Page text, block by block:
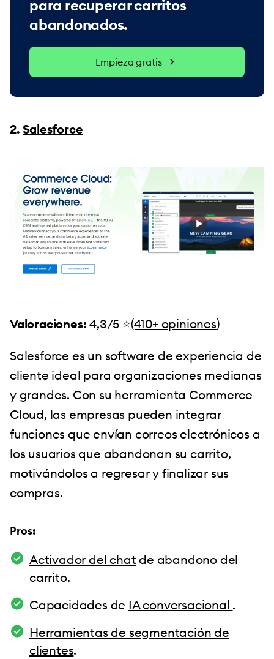
para recuperar carritos
abandonados.
Empieza gratis
2.Salesforce
Valoraciones: 4,3/5 ⭐️(410+ opiniones)
Salesforce es un software de experiencia de
cliente ideal para organizaciones medianas
y grandes. Con su herramienta Commerce
Cloud, las empresas pueden integrar
funciones que envían correos electrónicos a
los usuarios que abandonan su carrito,
motivándolos a regresar y finalizar sus
compras.
Pros:
Activador del chat de abandono del
carrito.
Capacidades de IA conversacional .
Herramientas de segmentación de
clientes.